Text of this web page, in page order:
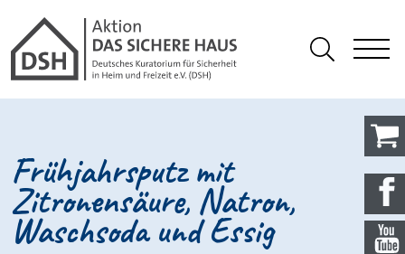
Gathmann Michaelis und
Suchen
Frühjahrsputz mit
Zitronensäure, Natron,
Waschsoda und Essig